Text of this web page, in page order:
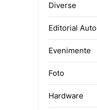
Diverse
Editorial Auto
Evenimente
Foto
Hardware